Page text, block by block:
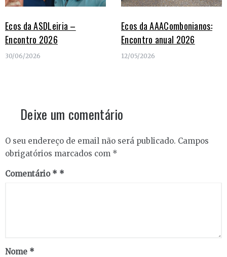
Ecos da ASDLeiria –
Encontro 2026
30/06/2026
Ecos da AAACombonianos:
Encontro anual 2026
12/05/2026
Deixe um comentário
O seu endereço de email não será publicado. Campos
obrigatórios marcados com *
Comentário *
Nome *